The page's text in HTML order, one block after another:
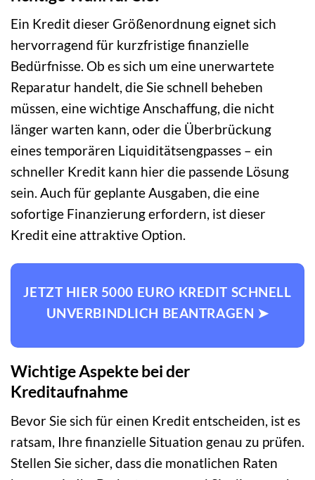
Ein Kredit dieser Größenordnung eignet sich
hervorragend für kurzfristige finanzielle
Bedürfnisse. Ob es sich um eine unerwartete
Reparatur handelt, die Sie schnell beheben
müssen, eine wichtige Anschaffung, die nicht
länger warten kann, oder die Überbrückung
eines temporären Liquiditätsengpasses – ein
schneller Kredit kann hier die passende Lösung
sein. Auch für geplante Ausgaben, die eine
sofortige Finanzierung erfordern, ist dieser
Kredit eine attraktive Option.
JETZT HIER 5000 EURO KREDIT SCHNELL
UNVERBINDLICH BEANTRAGEN ➤
Wichtige Aspekte bei der
Kreditaufnahme
Bevor Sie sich für einen Kredit entscheiden, ist es
ratsam, Ihre finanzielle Situation genau zu prüfen.
Stellen Sie sicher, dass die monatlichen Raten